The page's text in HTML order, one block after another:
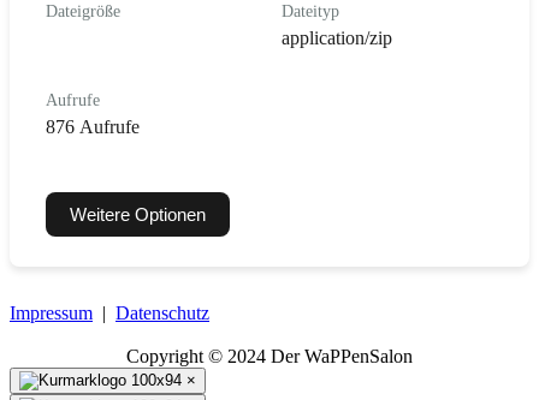
Dateigröße Dateityp
application/zip
Aufrufe
876 Aufrufe
Weitere Optionen
Impressum | Datenschutz
Copyright © 2024 Der WaPPenSalon
×